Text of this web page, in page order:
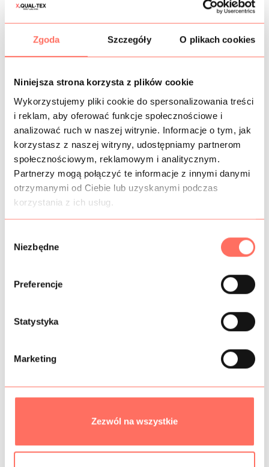
Zgoda Szczegóły O plikach cookies
Niniejsza strona korzysta z plików cookie
Wykorzystujemy pliki cookie do spersonalizowania treści
i reklam, aby oferować funkcje społecznościowe i
analizować ruch w naszej witrynie. Informacje o tym, jak
korzystasz z naszej witryny, udostępniamy partnerom
społecznościowym, reklamowym i analitycznym.
Partnerzy mogą połączyć te informacje z innymi danymi
otrzymanymi od Ciebie lub uzyskanymi podczas
korzystania z ich usług.
Niezbędne
Preferencje
Statystyka
Marketing
Zezwól na wszystkie
Włoskakoronka bawełnianamiętowa jasna nasycona,
wykończona na obu bokach. Wzór kwiaty podkreślone
wysokojakościowy materiałkoronka z bawełny i poliestru,
niegryzący, przyjemny w dotyku, komfortowy w
użytkowaniu.
Cechy: materiał ażurowy, przezierny, zazwyczaj stosowany
z podszewką. Jest cienki, miękki, matowy, lekko
elastyczny w szerokości (klasa komfort, nie rozciąga się
zbyt mocno, ale daje swobodę ruchów). Powierzchnia
matowa.
Ta włoskatkanina koronkowaprzeznaczona jest na
sukienki, bluzki, spódnice, topy oraz elementy
10cm.
SKŁAD
PRÓBKI TKANIN
BEZPIECZEŃSTWO
Podobne produkty